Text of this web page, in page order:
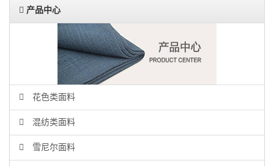
产品中心
花色类面料
混纺类面料
雪尼尔面料